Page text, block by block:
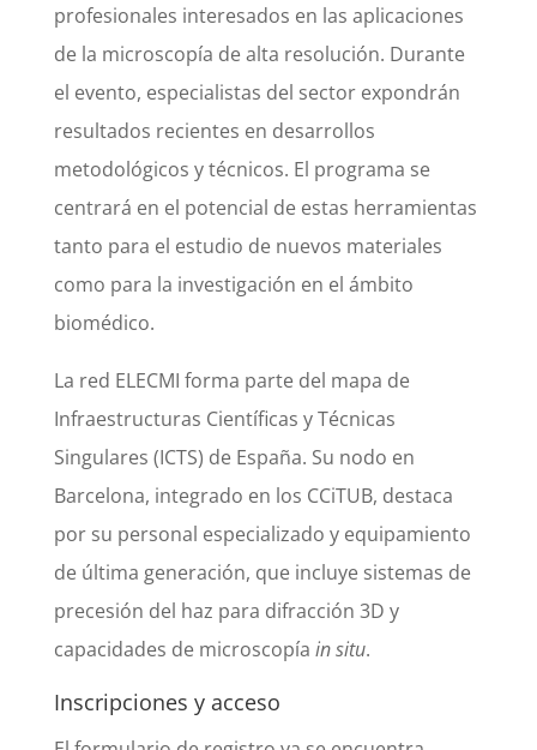
profesionales interesados en las aplicaciones
de la microscopía de alta resolución. Durante
el evento, especialistas del sector expondrán
resultados recientes en desarrollos
metodológicos y técnicos. El programa se
centrará en el potencial de estas herramientas
tanto para el estudio de nuevos materiales
como para la investigación en el ámbito
biomédico.
La red ELECMI forma parte del mapa de
Infraestructuras Científicas y Técnicas
Singulares (ICTS) de España. Su nodo en
Barcelona, integrado en los CCiTUB, destaca
por su personal especializado y equipamiento
de última generación, que incluye sistemas de
precesión del haz para difracción 3D y
capacidades de microscopía in situ.
Inscripciones y acceso